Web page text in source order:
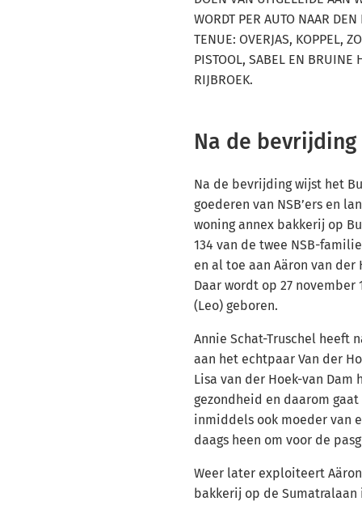
WORDT PER AUTO NAAR
TENUE: OVERJAS, KOPPEL,
PISTOOL, SABEL EN BRUINE
RIJBROEK.
Na de bevrijding
Na de bevrijding wijst het
goederen van NSB’ers en
woning annex bakkerij op
134 van de twee NSB-
en al toe aan Aäron van der
Daar wordt op 27 november
(Leo) geboren.
Annie Schat-Truschel heeft
aan het echtpaar Van der
Lisa van der Hoek-van Dam
gezondheid en daarom gaat
inmiddels ook moeder van
daags heen om voor de
Weer later exploiteert
bakkerij op de Sumatralaan